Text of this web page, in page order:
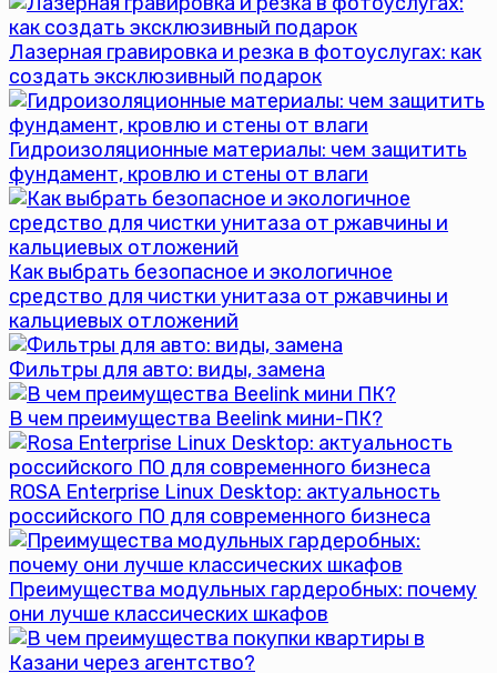
Лазерная гравировка и резка в фотоуслугах: как
создать эксклюзивный подарок
Гидроизоляционные материалы: чем защитить
фундамент, кровлю и стены от влаги
Как выбрать безопасное и экологичное
средство для чистки унитаза от ржавчины и
кальциевых отложений
Фильтры для авто: виды, замена
В чем преимущества Beelink мини-ПК?
ROSA Enterprise Linux Desktop: актуальность
российского ПО для современного бизнеса
Преимущества модульных гардеробных: почему
они лучше классических шкафов